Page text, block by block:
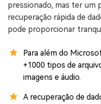
pressionado, mas ter um
recuperação rápida de
pode proporcionar
Para além do
+1000 tipos de
imagens e áudio.
A recuperação de